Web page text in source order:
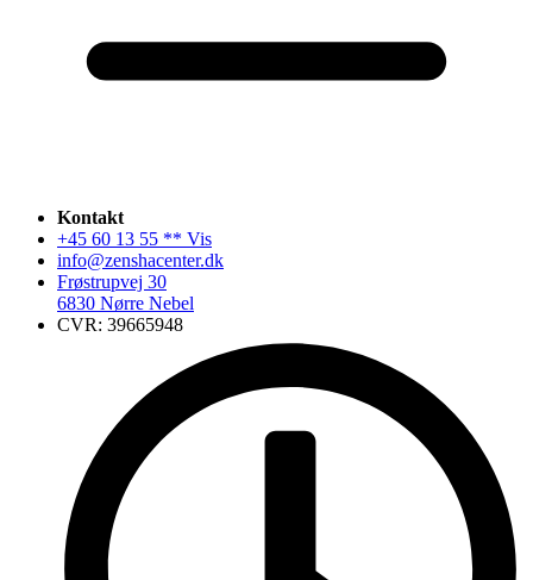
Kontakt
+45 60 13 55 ** Vis
info@zenshacenter.dk
Frøstrupvej 30
6830 Nørre Nebel
CVR: 39665948